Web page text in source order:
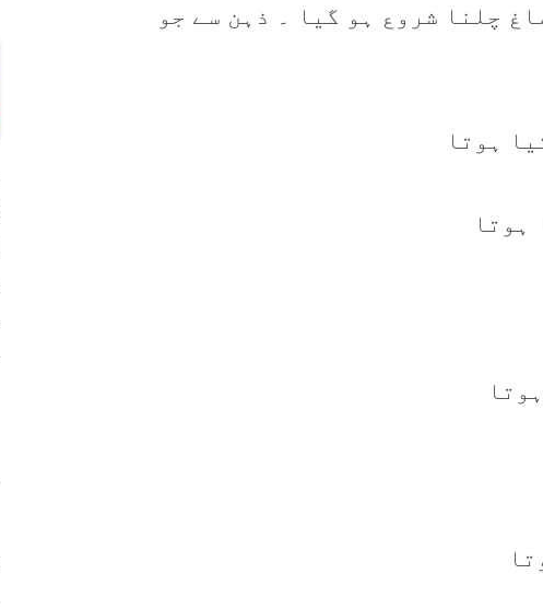
چلنا شروع ہو گيا ۔ ذہن سے جو
ہوتا
ہوتا